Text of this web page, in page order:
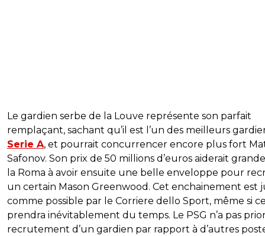
Le gardien serbe de la Louve représente son parfait
remplaçant, sachant qu’il est l’un des meilleurs
Serie A, et pourrait concurrencer encore plus fort
Safonov. Son prix de 50 millions d’euros aiderait
la Roma à avoir ensuite une belle enveloppe pour
un certain Mason Greenwood. Cet enchainement est
comme possible par le Corriere dello Sport, même si
prendra inévitablement du temps. Le PSG n’a pas
recrutement d’un gardien par rapport à d’autres